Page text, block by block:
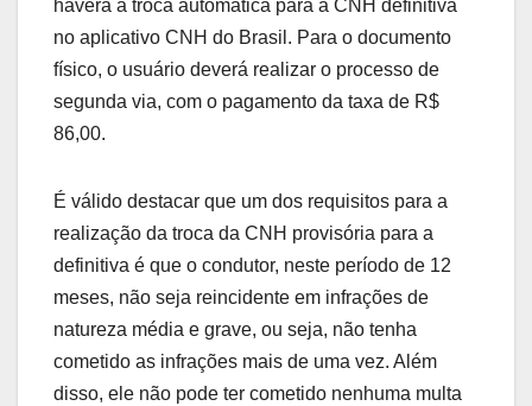
haverá a troca automática para a CNH definitiva
no aplicativo CNH do Brasil. Para o documento
físico, o usuário deverá realizar o processo de
segunda via, com o pagamento da taxa de R$
86,00.
É válido destacar que um dos requisitos para a
realização da troca da CNH provisória para a
definitiva é que o condutor, neste período de 12
meses, não seja reincidente em infrações de
natureza média e grave, ou seja, não tenha
cometido as infrações mais de uma vez. Além
disso, ele não pode ter cometido nenhuma multa